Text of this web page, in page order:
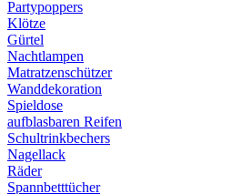
Partypoppers
Klötze
Gürtel
Nachtlampen
Matratzenschützer
Wanddekoration
Spieldose
aufblasbaren Reifen
Schultrinkbechers
Nagellack
Räder
Spannbetttücher